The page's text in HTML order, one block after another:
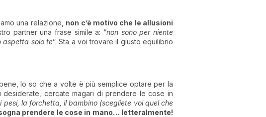
una relazione, non c’è motivo che le allusioni
partner una frase simile a: “non sono per niente
aspetta solo te”. Sta a voi trovare il giusto equilibrio
lo so che a volte è più semplice optare per la
desiderate, cercate magari di prendere le cose in
la forchetta, il bambino (scegliete voi quel che
prendere le cose in mano… letteralmente!